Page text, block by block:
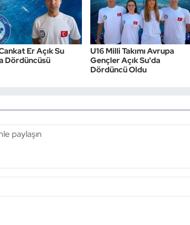
Er Açık Su
Dördüncüsü
U16 Milli Takımı Avrupa
Gençler Açık Su'da
Dördüncü Oldu